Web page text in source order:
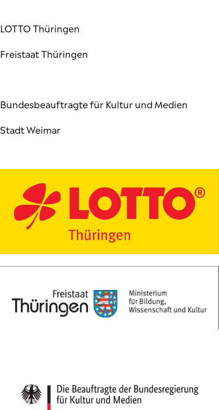
LOTTO Thüringen
Freistaat Thüringen
Bundesbeauftragte für Kultur und Medien
Stadt Weimar